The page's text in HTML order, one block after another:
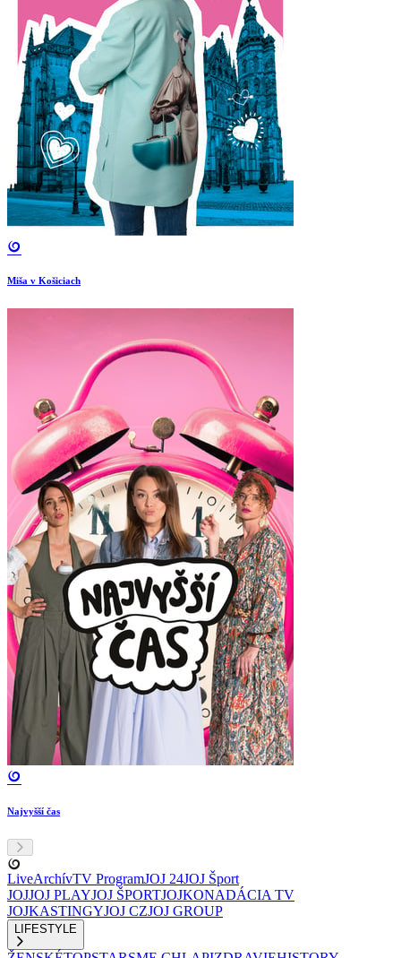
Miša v Košiciach
Najvyšší čas
LiveArchívTV ProgramJOJ 24JOJ Šport
JOJJOJ PLAYJOJ ŠPORTJOJKONADÁCIA TV
JOJKASTINGYJOJ CZJOJ GROUP
LIFESTYLE